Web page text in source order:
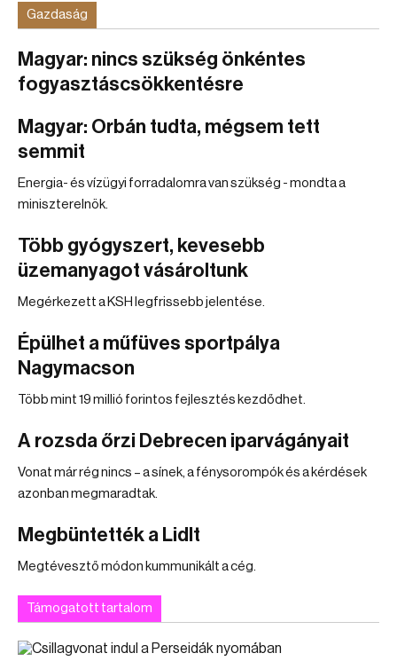
Gazdaság
Magyar: nincs szükség önkéntes
fogyasztáscsökkentésre
Magyar: Orbán tudta, mégsem tett
semmit
Energia- és vízügyi forradalomra van szükség - mondta a
miniszterelnök.
Több gyógyszert, kevesebb
üzemanyagot vásároltunk
Megérkezett a KSH legfrissebb jelentése.
Épülhet a műfüves sportpálya
Nagymacson
Több mint 19 millió forintos fejlesztés kezdődhet.
A rozsda őrzi Debrecen iparvágányait
Vonat már rég nincs – a sínek, a fénysorompók és a kérdések
azonban megmaradtak.
Megbüntették a Lidlt
Megtévesztő módon kummunikált a cég.
Támogatott tartalom